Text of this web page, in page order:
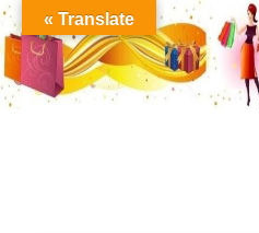
Translate »